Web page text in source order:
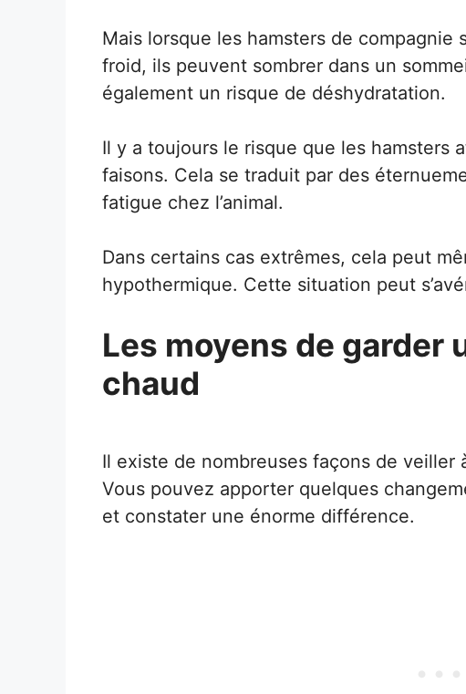
Mais lorsque les hamsters de compagnie
froid, ils peuvent sombrer dans un
également un risque de déshydratation.
Il y a toujours le risque que les hamsters
faisons. Cela se traduit par des
fatigue chez l’animal.
Dans certains cas extrêmes, cela peut
hypothermique. Cette situation peut
Les moyens de garder
chaud
Il existe de nombreuses façons de veiller
Vous pouvez apporter quelques
et constater une énorme différence.